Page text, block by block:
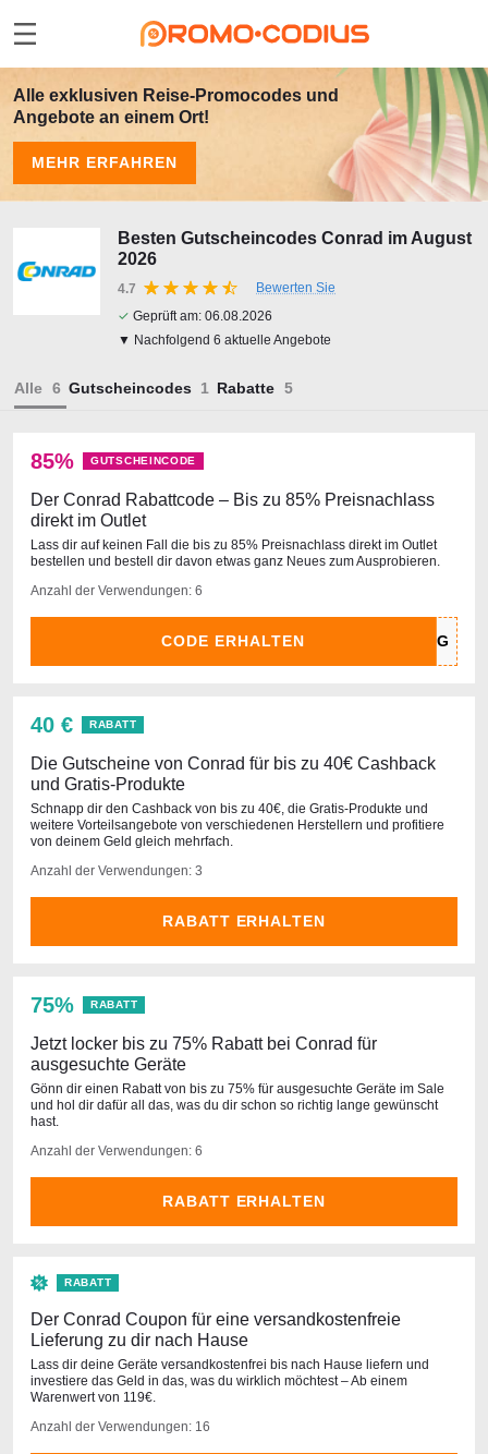
Alle exklusiven Reise-Promocodes und
Angebote an einem Ort!
MEHR ERFAHREN
Besten Gutscheincodes Conrad im August
2026
4.7
Bewerten Sie
✓ Geprüft am: 06.08.2026
▼ Nachfolgend 6 aktuelle Angebote
Alle Gutscheincodes Rabatte
85% GUTSCHEINCODE
Der Conrad Rabattcode – Bis zu 85% Preisnachlass
direkt im Outlet
Lass dir auf keinen Fall die bis zu 85% Preisnachlass direkt im Outlet
bestellen und bestell dir davon etwas ganz Neues zum Ausprobieren.
Anzahl der Verwendungen: 6
CODE ERHALTEN
40 € RABATT
Die Gutscheine von Conrad für bis zu 40€ Cashback
und Gratis-Produkte
Schnapp dir den Cashback von bis zu 40€, die Gratis-Produkte und
weitere Vorteilsangebote von verschiedenen Herstellern und profitiere
von deinem Geld gleich mehrfach.
Anzahl der Verwendungen: 3
RABATT ERHALTEN
75% RABATT
Jetzt locker bis zu 75% Rabatt bei Conrad für
ausgesuchte Geräte
Gönn dir einen Rabatt von bis zu 75% für ausgesuchte Geräte im Sale
und hol dir dafür all das, was du dir schon so richtig lange gewünscht
hast.
Anzahl der Verwendungen: 6
RABATT ERHALTEN
RABATT
Der Conrad Coupon für eine versandkostenfreie
Lieferung zu dir nach Hause
Lass dir deine Geräte versandkostenfrei bis nach Hause liefern und
investiere das Geld in das, was du wirklich möchtest – Ab einem
Warenwert von 119€.
Anzahl der Verwendungen: 16